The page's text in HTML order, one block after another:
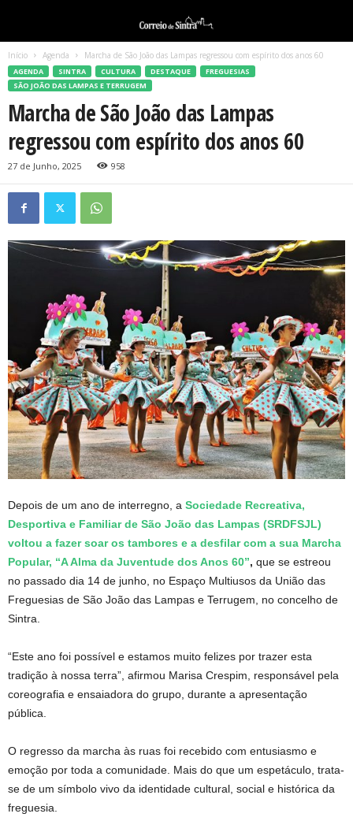
Início Agenda Marcha de São João das Lampas regressou com espírito dos anos 60
AGENDA SINTRA CULTURA DESTAQUE
FREGUESIAS
SÃO JOÃO DAS LAMPAS E TERRUGEM
Marcha de São João das Lampas
regressou com espírito dos anos 60
27 de Junho, 2025 958
Depois de um ano de interregno, a Sociedade Recreativa,
Desportiva e Familiar de São João das Lampas (SRDFSJL)
voltou a fazer soar os tambores e a desfilar com a sua Marcha
Popular, “A Alma da Juventude dos Anos 60”, que se estreou
no passado dia 14 de junho, no Espaço Multiusos da União das
Freguesias de São João das Lampas e Terrugem, no concelho de
Sintra.
“Este ano foi possível e estamos muito felizes por trazer esta
tradição à nossa terra”, afirmou Marisa Crespim, responsável pela
coreografia e ensaiadora do grupo, durante a apresentação
pública.
O regresso da marcha às ruas foi recebido com entusiasmo e
emoção por toda a comunidade. Mais do que um espetáculo, trata-
se de um símbolo vivo da identidade cultural, social e histórica da
freguesia.